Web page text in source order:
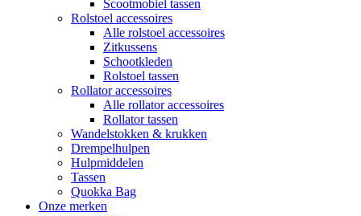
Scootmobiel tassen
Rolstoel accessoires
Alle rolstoel accessoires
Zitkussens
Schootkleden
Rolstoel tassen
Rollator accessoires
Alle rollator accessoires
Rollator tassen
Wandelstokken & krukken
Drempelhulpen
Hulpmiddelen
Tassen
Quokka Bag
Onze merken